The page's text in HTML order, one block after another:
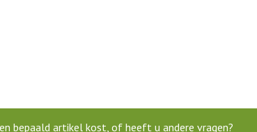
bepaald artikel kost, of heeft u andere vragen?